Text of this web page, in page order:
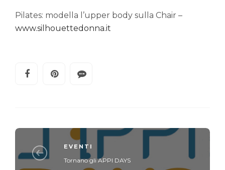
Pilates: modella l’upper body sulla Chair –
www.silhouettedonna.it
EVENTI
Tornano gli APPI DAYS